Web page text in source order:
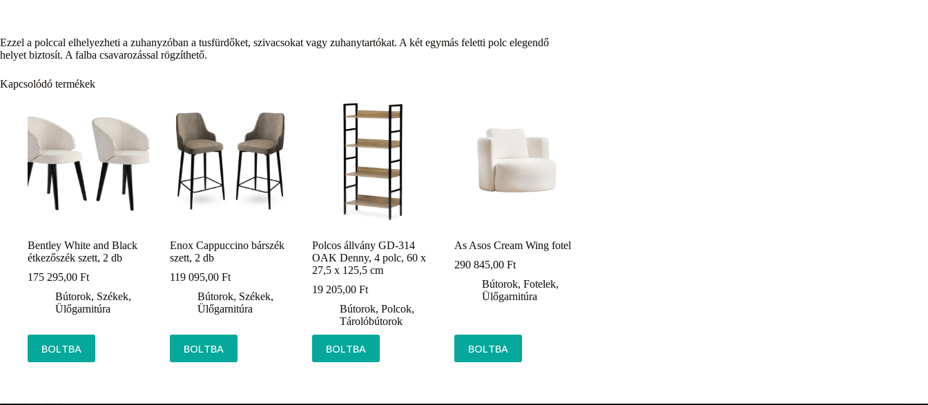
Ezzel a polccal elhelyezheti a zuhanyzóban a tusfürdőket, szivacsokat vagy zuhanytartókat. A két egymás feletti polc elegendő
helyet biztosít. A falba csavarozással rögzíthető.
Kapcsolódó termékek
Bentley White and Black
étkezőszék szett, 2 db
175 295,00 Ft
Bútorok, Székek,
Ülőgarnitúra
BOLTBA
Enox Cappuccino bárszék
szett, 2 db
119 095,00Ft
Bútorok, Székek,
Ülőgarnitúra
BOLTBA
Polcos állvány GD-314
OAK Denny, 4 polc, 60 x
27,5 x 125,5 cm
19 205,00Ft
Bútorok,Polcok,
Tárolóbútorok
BOLTBA
As Asos Cream Wing fotel
290 845,00Ft
Bútorok,Fotelek,
Ülőgarnitúra
BOLTBA